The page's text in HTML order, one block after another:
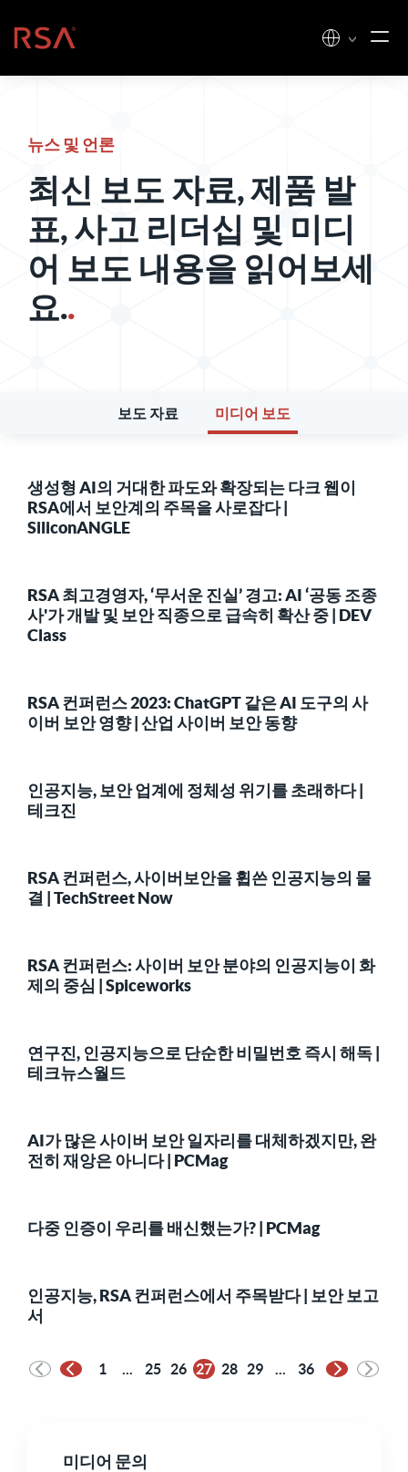
홈
뉴스 및 언론
최신 보도 자료, 제품 발
표, 사고 리더십 및 미디
어 보도 내용을 읽어보세
요..
보도 자료 미디어 보도
미디어 문의
생성형 AI의 거대한 파도와 확장되는 다크 웹이
RSA에서 보안계의 주목을 사로잡다 |
SiliconANGLE
RSA 최고경영자, ‘무서운 진실’ 경고: AI ‘공동 조종
사'가 개발 및 보안 직종으로 급속히 확산 중 | DEV
Class
RSA 컨퍼런스 2023: ChatGPT 같은 AI 도구의 사
이버 보안 영향 | 산업 사이버 보안 동향
인공지능, 보안 업계에 정체성 위기를 초래하다 |
테크진
RSA 컨퍼런스, 사이버보안을 휩쓴 인공지능의 물
결 | TechStreet Now
RSA 컨퍼런스: 사이버 보안 분야의 인공지능이 화
제의 중심 | Spiceworks
연구진, 인공지능으로 단순한 비밀번호 즉시 해독 |
테크뉴스월드
AI가 많은 사이버 보안 일자리를 대체하겠지만, 완
전히 재앙은 아니다 | PCMag
다중 인증이 우리를 배신했는가? | PCMag
인공지능, RSA 컨퍼런스에서 주목받다 | 보안 보고
서
이전 페이지
1 ... 25 26 27 28 29 ... 36
다음 페이